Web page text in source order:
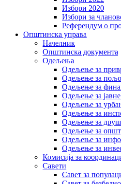
Избори 2020
Избори за
Референдум о
Општинска управа
Начелник
Општинска документа
Одељења
Одељење за
Одељење за
Одељење за
Одељење за
Одељење за
Одељење за
Одељење за
Одељење за
Одељење за
Одељење за
Комисија за
Савети
Савет за